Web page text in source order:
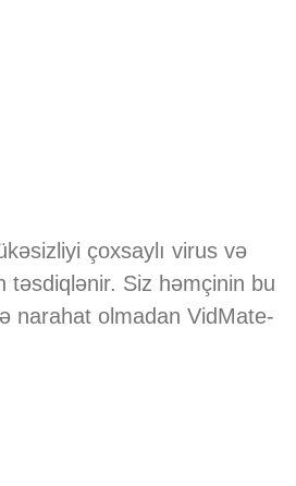
çoxsaylı virus və
təsdiqlənir. Siz həmçinin bu
narahat olmadan VidMate-